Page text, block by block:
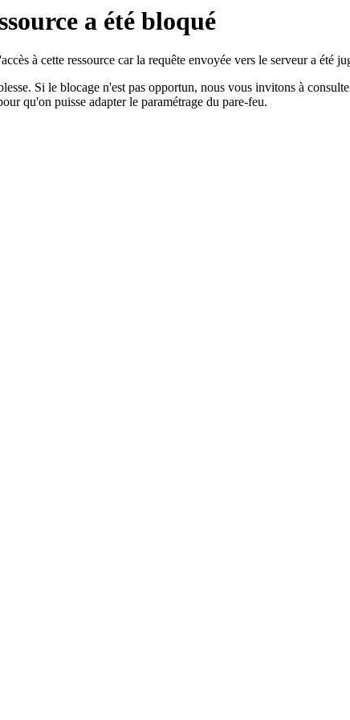
a été bloqué
à cette ressource car la requête envoyée vers le serveur a été
Si le blocage n'est pas opportun, nous vous invitons à
qu'on puisse adapter le paramétrage du pare-feu.